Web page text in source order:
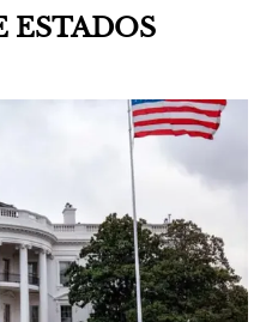
ESTADOS